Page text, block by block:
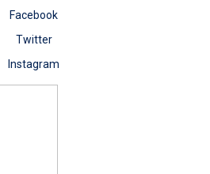
Facebook
Twitter
Instagram